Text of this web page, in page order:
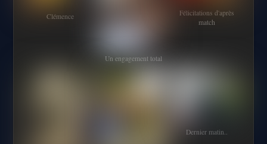
Clémence
Un engagement total
Félicitations d'après
match
Dernier matin..